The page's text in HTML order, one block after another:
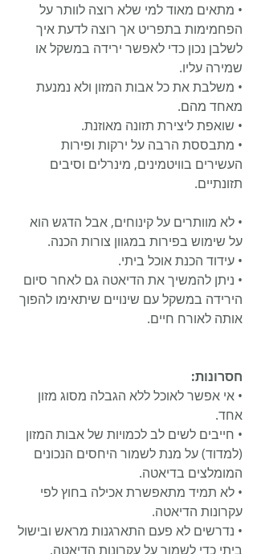
• מתאים מאוד למי שלא רוצה לוותר על
הפחמימות בתפריט אך רוצה לדעת איך
לשלבן נכון כדי לאפשר ירידה במשקל או
שמירה עליו.
• משלבת את כל אבות המזון ולא נמנעת
מאחד מהם.
• שואפת ליצירת תזונה מאוזנת.
• מתבססת הרבה על ירקות ופירות
העשירים בוויטמינים, מינרלים וסיבים
תזונתיים.
• לא מוותרים על קינוחים, אבל הדגש הוא
על שימוש בפירות במגוון צורות הכנה.
• עידוד הכנת אוכל ביתי.
• ניתן להמשיך את הדיאטה גם לאחר סיום
הירידה במשקל עם שינויים שיתאימו להפוך
אותה לאורח חיים.
חסרונות:
• אי אפשר לאוכל ללא הגבלה מסוג מזון
אחד.
• חייבים לשים לב לכמויות של אבות המזון
(למדוד) על מנת לשמור היחסים הנכונים
המומלצים בדיאטה.
• לא תמיד מתאפשרת אכילה בחוץ לפי
עקרונות הדיאטה.
• נדרשים לא פעם התארגנות מראש ובישול
ביתי כדי לשמור על עקרונות הדיאטה.